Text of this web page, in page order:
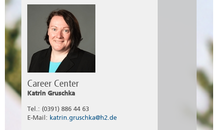
Career Center
Katrin Gruschka
Tel.: (0391) 886 44 63
E-Mail: katrin.gruschka@h2.de